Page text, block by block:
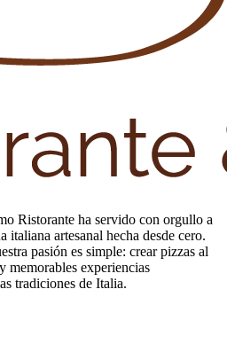
Ristorante ha servido con orgullo a
artesanal hecha desde cero.
pasión es simple: crear pizzas al
memorables experiencias
tradiciones de Italia.